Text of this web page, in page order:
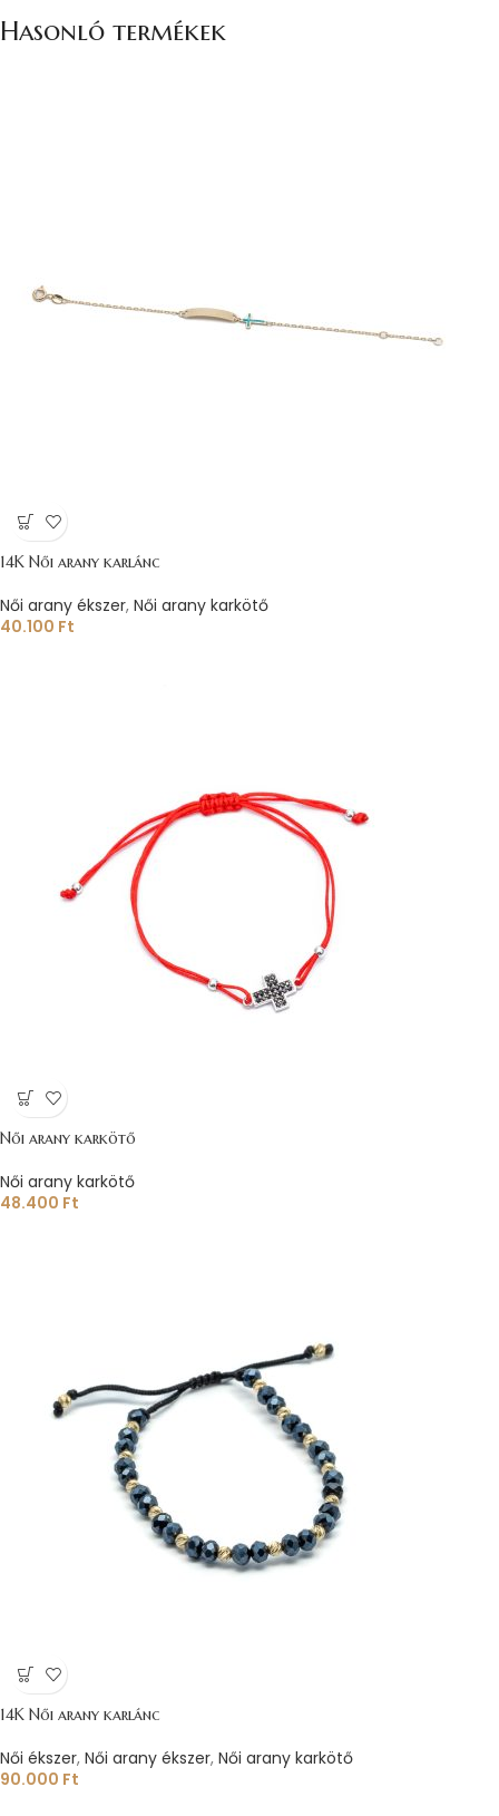
Hasonló termékek
14K Női arany karlánc
Női arany ékszer, Női arany karkötő
40.100 Ft
Női arany karkötő
Női arany karkötő
48.400 Ft
14K Női arany karlánc
Női ékszer, Női arany ékszer, Női arany karkötő
90.000 Ft